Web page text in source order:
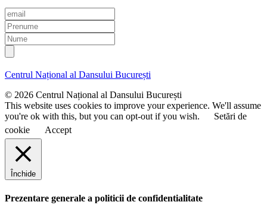
E
m
a
i
l
P
r
e
n
m
N
u
m
e
Centrul Național al Dansului București
© 2026 Centrul Național al Dansului București
This website uses cookies to improve your experience. We'll assume
you're ok with this, but you can opt-out if you wish.
Setări de
cookie
Accept
Închide
Prezentare generale a politicii de confidentialitate